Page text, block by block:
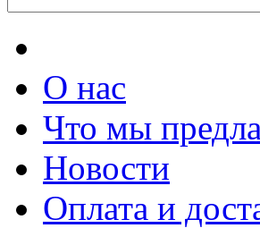
О нас
Что мы
Новости
Оплата и